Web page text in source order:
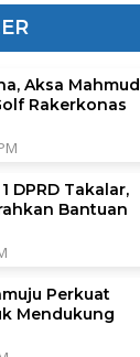
Aksa Mahmud
Rakerkonas
DPRD Takalar,
Bantuan
Perkuat
Mendukung